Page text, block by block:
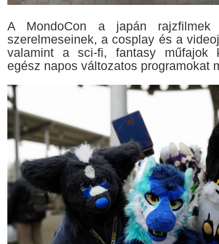
A MondoCon a japán rajzfilmek
szerelmeseinek, a cosplay és a
valamint a sci-fi, fantasy műfajok
egész napos változatos programokat